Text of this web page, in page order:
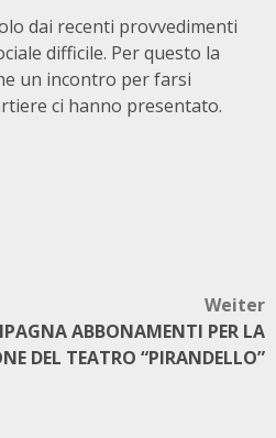
dai recenti provvedimenti
difficile. Per questo la
un incontro per farsi
ci hanno presentato.
Weiter
ABBONAMENTI PER LA
DEL TEATRO “PIRANDELLO”